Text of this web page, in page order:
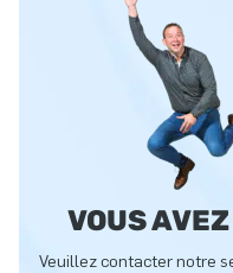
VOUS
Veuillez contacter notre